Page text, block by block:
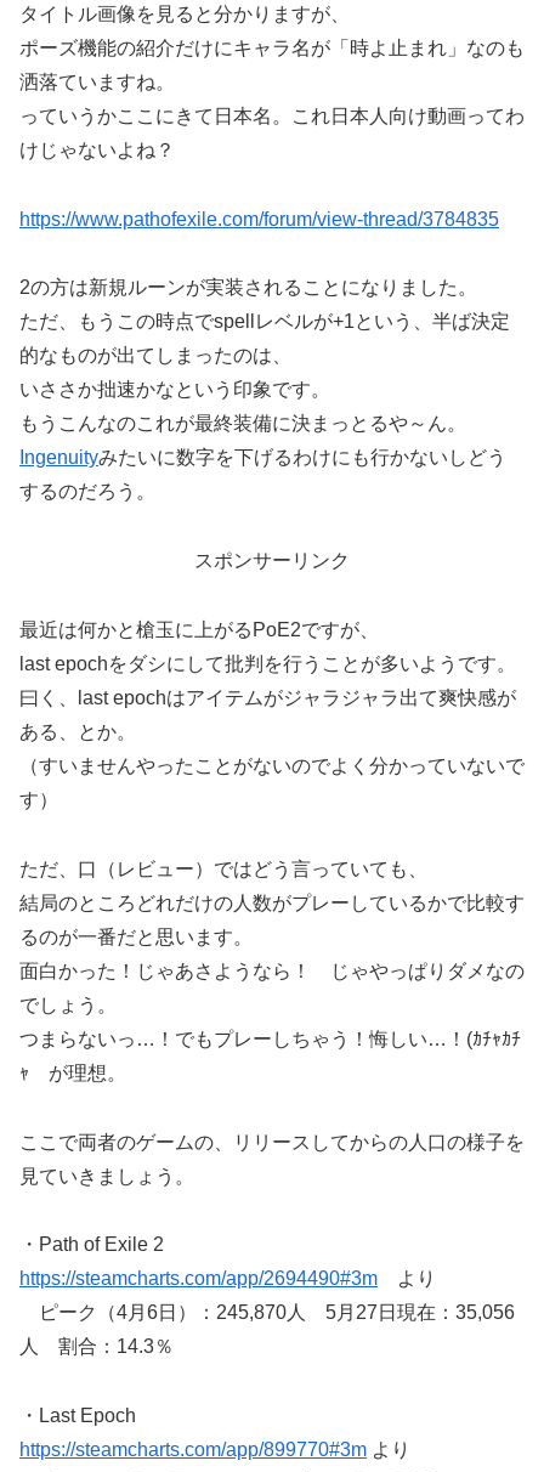
タイトル画像を見ると分かりますが、
ポーズ機能の紹介だけにキャラ名が「時よ止まれ」なのも
洒落ていますね。
っていうかここにきて日本名。これ日本人向け動画ってわ
けじゃないよね？
https://www.pathofexile.com/forum/view-thread/3784835
2の方は新規ルーンが実装されることになりました。
ただ、もうこの時点でspellレベルが+1という、半ば決定
的なものが出てしまったのは、
いささか拙速かなという印象です。
もうこんなのこれが最終装備に決まっとるや～ん。
Ingenuityみたいに数字を下げるわけにも行かないしどう
するのだろう。
スポンサーリンク
最近は何かと槍玉に上がるPoE2ですが、
last epochをダシにして批判を行うことが多いようです。
曰く、last epochはアイテムがジャラジャラ出て爽快感が
ある、とか。
（すいませんやったことがないのでよく分かっていないで
す）
ただ、口（レビュー）ではどう言っていても、
結局のところどれだけの人数がプレーしているかで比較す
るのが一番だと思います。
面白かった！じゃあさようなら！ じゃやっぱりダメなの
でしょう。
つまらないっ…！でもプレーしちゃう！悔しい…！(ｶﾁｬｶﾁ
ｬ が理想。
ここで両者のゲームの、リリースしてからの人口の様子を
見ていきましょう。
・Path of Exile 2
https://steamcharts.com/app/2694490#3m より
ピーク（4月6日）：245,870人 5月27日現在：35,056
人 割合：14.3％
・Last Epoch
https://steamcharts.com/app/899770#3m より